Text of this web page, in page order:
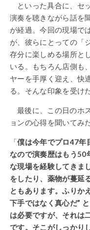
といった具合に、セ
演奏を聴きながら話を
が経過。今回の現場で
が、彼らにとっての「
存分に楽しめる場所と
いる。もちろん店側も
ヤーを手厚く迎え、快
る。そんな印象を受けた
最後に、この日のホ
ョンの心得を聞いてみた
「僕は今年でプロ47年
なので演奏歴はもう50
な現場を経験してきま
をしたり、薬物が蔓延
ともあります。ふりか
下手ではなく真心だ”
は必要ですが、それは
です。そこがしっかり